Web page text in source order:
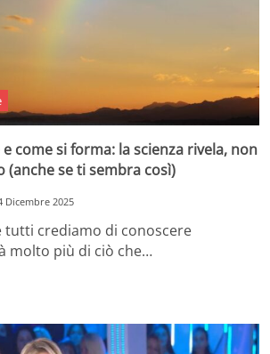
e come si forma: la scienza rivela, non
(anche se ti sembra così)
Dicembre 2025
tutti crediamo di conoscere
molto più di ciò che…